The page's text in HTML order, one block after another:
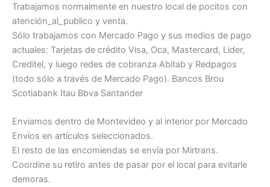
Trabajamos normalmente en nuestro local de pocitos con
atención_al_publico y venta.
Sólo trabajamos con Mercado Pago y sus medios de pago
actuales: Tarjetas de crédito Visa, Oca, Mastercard, Lider,
Creditel, y luego redes de cobranza Abitab y Redpagos
(todo sólo a través de Mercado Pago). Bancos Brou
Scotiabank Itau Bbva Santander
Enviamos dentro de Montevideo y al interior por Mercado
Envíos en artículos seleccionados.
El resto de las encomiendas se envía por Mirtrans.
Coordine su retiro antes de pasar por el local para evitarle
demoras.